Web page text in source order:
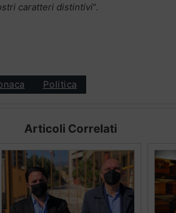
caratteri distintivi“.
Politica
Articoli Correlati